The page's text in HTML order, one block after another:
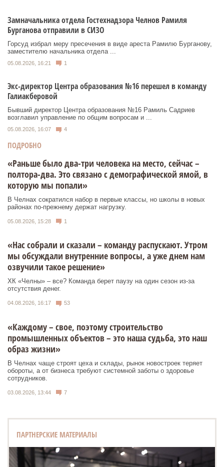
Замначальника отдела Гостехнадзора Челнов Рамиля
Бурганова отправили в СИЗО
Горсуд избрал меру пресечения в виде ареста Рамилю Бурганову,
заместителю начальника отдела ...
05.08.2026, 16:21 1
Экс-директор Центра образования №16 перешел в команду
Галиакберовой
Бывший директор Центра образования №16 Рамиль Садриев
возглавил управление по общим вопросам и ...
05.08.2026, 16:07 4
ПОДРОБНО
«Раньше было два-три человека на место, сейчас –
полтора-два. Это связано с демографической ямой, в
которую мы попали»
В Челнах сократился набор в первые классы, но школы в новых
районах по-прежнему держат нагрузку.
05.08.2026, 15:28 1
«Нас собрали и сказали – команду распускают. Утром
мы обсуждали внутренние вопросы, а уже днем нам
озвучили такое решение»
ХК «Челны» – все? Команда берет паузу на один сезон из-за
отсутствия денег.
04.08.2026, 16:17 53
«Каждому – свое, поэтому строительство
промышленных объектов – это наша судьба, это наш
образ жизни»
В Челнах чаще строят цеха и склады, рынок новостроек теряет
обороты, а от бизнеса требуют системной заботы о здоровье
сотрудников.
03.08.2026, 13:44 7
ПАРТНЕРСКИЕ МАТЕРИАЛЫ